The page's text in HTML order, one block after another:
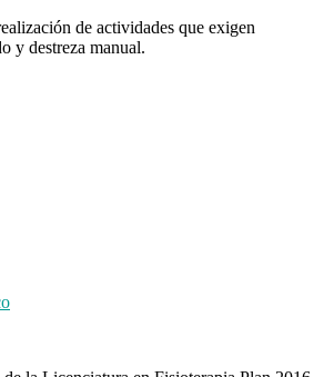
de actividades que exigen
y destreza manual.